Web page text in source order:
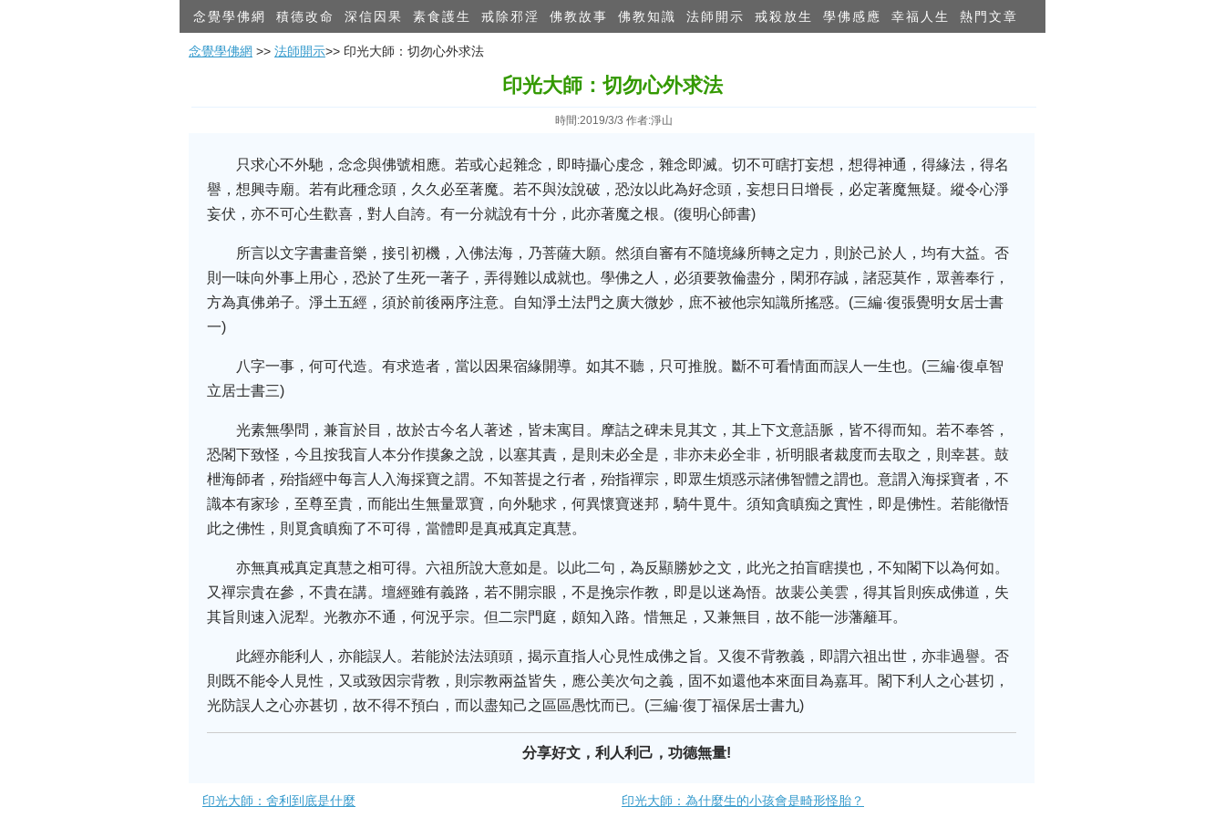
念覺學佛網 積德改命 深信因果 素食護生 戒除邪淫 佛教故事 佛教知識 法師開示 戒殺放生 學佛感應 幸福人生 熱門文章
念覺學佛網 >> 法師開示>> 印光大師：切勿心外求法
印光大師：切勿心外求法
時間:2019/3/3 作者:淨山
只求心不外馳，念念與佛號相應。若或心起雜念，即時攝心虔念，雜念即滅。切不可瞎打妄想，想得神通，得緣法，得名
譽，想興寺廟。若有此種念頭，久久必至著魔。若不與汝說破，恐汝以此為好念頭，妄想日日增長，必定著魔無疑。縱令心淨
妄伏，亦不可心生歡喜，對人自誇。有一分就說有十分，此亦著魔之根。(復明心師書)
所言以文字書畫音樂，接引初機，入佛法海，乃菩薩大願。然須自審有不隨境緣所轉之定力，則於己於人，均有大益。否
則一味向外事上用心，恐於了生死一著子，弄得難以成就也。學佛之人，必須要敦倫盡分，閑邪存誠，諸惡莫作，眾善奉行，
方為真佛弟子。淨土五經，須於前後兩序注意。自知淨土法門之廣大微妙，庶不被他宗知識所搖惑。(三編·復張覺明女居士書
一)
八字一事，何可代造。有求造者，當以因果宿緣開導。如其不聽，只可推脫。斷不可看情面而誤人一生也。(三編·復卓智
立居士書三)
光素無學問，兼盲於目，故於古今名人著述，皆未寓目。摩詰之碑未見其文，其上下文意語脈，皆不得而知。若不奉答，
恐閣下致怪，今且按我盲人本分作摸象之說，以塞其責，是則未必全是，非亦未必全非，祈明眼者裁度而去取之，則幸甚。鼓
枻海師者，殆指經中每言人入海採寶之謂。不知菩提之行者，殆指禪宗，即眾生煩惑示諸佛智體之謂也。意謂入海採寶者，不
識本有家珍，至尊至貴，而能出生無量眾寶，向外馳求，何異懷寶迷邦，騎牛覓牛。須知貪瞋痴之實性，即是佛性。若能徹悟
此之佛性，則覓貪瞋痴了不可得，當體即是真戒真定真慧。
亦無真戒真定真慧之相可得。六祖所說大意如是。以此二句，為反顯勝妙之文，此光之拍盲瞎摸也，不知閣下以為何如。
又禪宗貴在參，不貴在講。壇經雖有義路，若不開宗眼，不是挽宗作教，即是以迷為悟。故裴公美雲，得其旨則疾成佛道，失
其旨則速入泥犁。光教亦不通，何況乎宗。但二宗門庭，頗知入路。惜無足，又兼無目，故不能一涉藩籬耳。
此經亦能利人，亦能誤人。若能於法法頭頭，揭示直指人心見性成佛之旨。又復不背教義，即謂六祖出世，亦非過譽。否
則既不能令人見性，又或致因宗背教，則宗教兩益皆失，應公美次句之義，固不如還他本來面目為嘉耳。閣下利人之心甚切，
光防誤人之心亦甚切，故不得不預白，而以盡知己之區區愚忱而已。(三編·復丁福保居士書九)
分享好文，利人利己，功德無量!
印光大師：舍利到底是什麼 印光大師：為什麼生的小孩會是畸形怪胎？